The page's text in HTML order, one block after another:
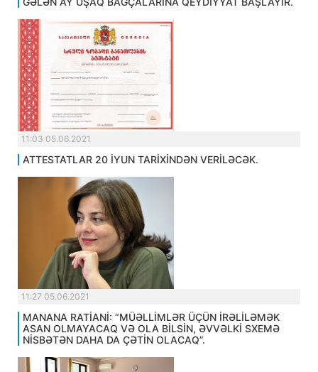
11:03 05.06.2021
ATTESTATLAR 20 İYUN TARİXİNDƏN VERİLƏCƏK.
11:27 05.06.2021
MANANA RATİANİ: “MÜƏLLİMLƏR ÜÇÜN İRƏLİLƏMƏK
ASAN OLMAYACAQ VƏ OLA BİLSİN, ƏVVƏLKİ SXEMƏ
NİSBƏTƏN DAHA DA ÇƏTİN OLACAQ”.